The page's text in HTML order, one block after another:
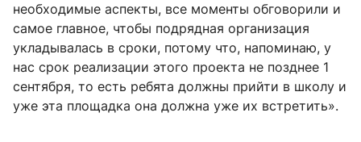
необходимые аспекты, все моменты обговорили и
самое главное, чтобы подрядная организация
укладывалась в сроки, потому что, напоминаю, у
нас срок реализации этого проекта не позднее 1
сентября, то есть ребята должны прийти в школу и
уже эта площадка она должна уже их встретить».